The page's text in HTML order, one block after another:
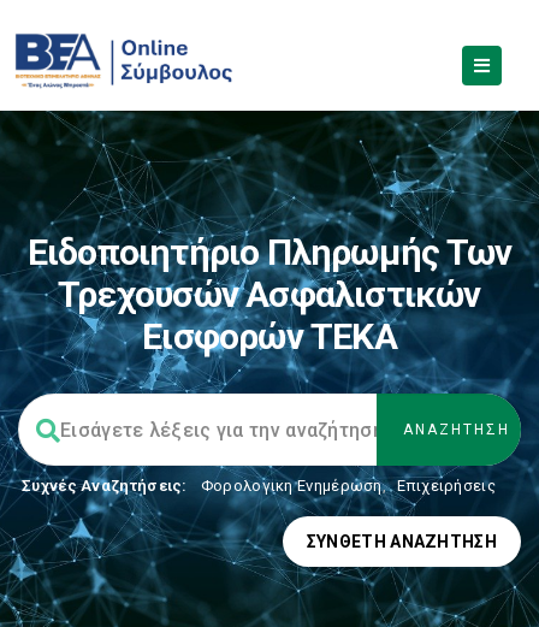
Ειδοποιητήριο Πληρωμής Των
Τρεχουσών Ασφαλιστικών
Εισφορών ΤΕΚΑ
Συχνές Αναζητήσεις: Φορολογικη Ενημέρωση, Επιχειρήσεις
ΣΎΝΘΕΤΗ ΑΝΑΖΉΤΗΣΗ